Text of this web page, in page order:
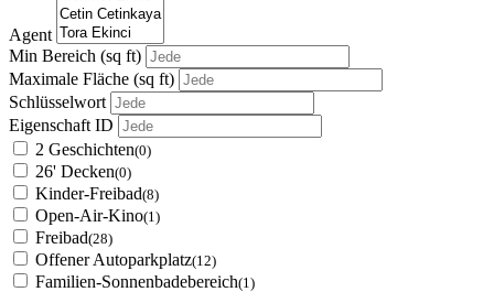
Agent
Min Bereich (sq ft)
Maximale Fläche (sq ft)
Schlüsselwort
Eigenschaft ID
2 Geschichten(0)
26' Decken(0)
Kinder-Freibad(8)
Open-Air-Kino(1)
Freibad(28)
Offener Autoparkplatz(12)
Familien-Sonnenbadebereich(1)